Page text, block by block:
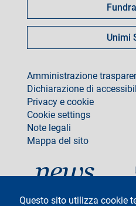
Questo sito utilizza cookie
Unimi
footer
Amministrazione
Dichiarazione di
Privacy e cookie
Cookie settings
Note legali
Mappa del sito
social